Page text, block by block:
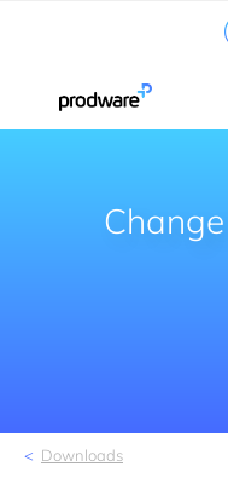
Downloads